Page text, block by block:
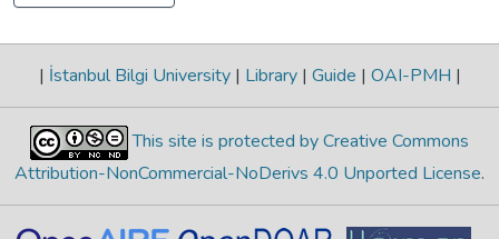
| İstanbul Bilgi University | Library | Guide | OAI-PMH |
This site is protected by Creative Commons
Attribution-NonCommercial-NoDerivs 4.0 Unported License.